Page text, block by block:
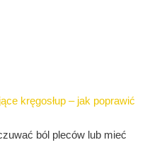
kręgosłup – jak poprawić
ból pleców lub mieć